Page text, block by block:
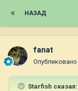
НАЗАД
fanat
Опубликовано
Starfish сказал: